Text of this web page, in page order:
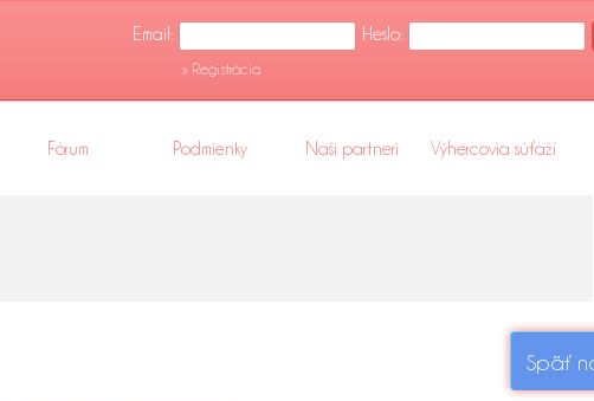
Email: Heslo:
» Registrácia
Fórum Podmienky Naši partneri Výhercovia súťaží
Späť